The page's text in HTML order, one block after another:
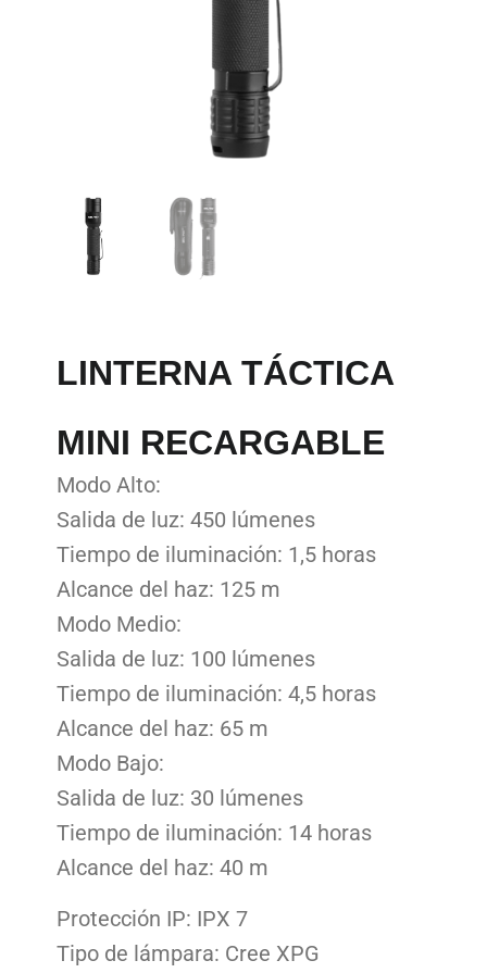
LINTERNA TÁCTICA
MINI RECARGABLE
Modo Alto:
Salida de luz: 450 lúmenes
Tiempo de iluminación: 1,5 horas
Alcance del haz: 125 m
Modo Medio:
Salida de luz: 100 lúmenes
Tiempo de iluminación: 4,5 horas
Alcance del haz: 65 m
Modo Bajo:
Salida de luz: 30 lúmenes
Tiempo de iluminación: 14 horas
Alcance del haz: 40 m
Protección IP: IPX 7
Tipo de lámpara: Cree XPG